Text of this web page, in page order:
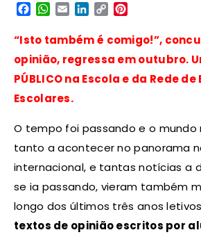
Facebook
WhatsApp
EmailLinkedIn
Copy
“Isto também é comigo!”,
opinião, regressa em outubro.
PÚBLICO na Escola e da Rede
Escolares.
O tempo foi passando e o mundo
tanto a acontecer no panorama
internacional, e tantas notícias a
se ia passando, vieram também
longo dos últimos três anos
textos de opinião escritos por